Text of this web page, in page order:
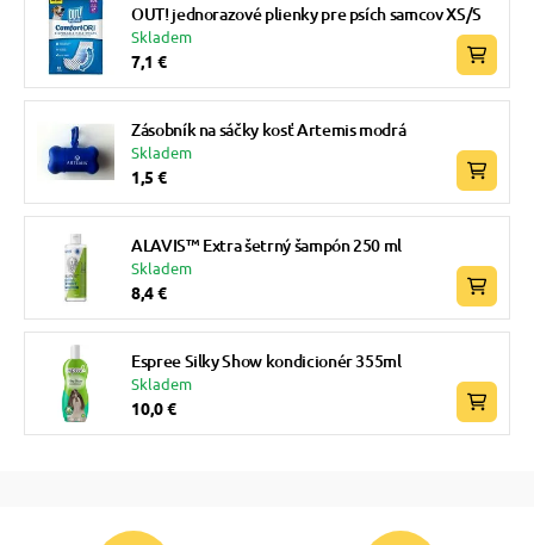
OUT! jednorazové plienky pre psích samcov XS/S
Skladem
7,1 €
Zásobník na sáčky kosť Artemis modrá
Skladem
1,5 €
ALAVIS™ Extra šetrný šampón 250 ml
Skladem
8,4 €
Espree Silky Show kondicionér 355ml
Skladem
10,0 €